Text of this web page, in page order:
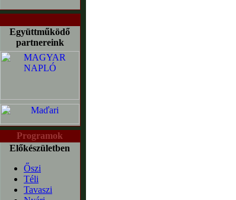
Együttműködő
partnereink
Programok
Előkészületben
Őszi
Téli
Tavaszi